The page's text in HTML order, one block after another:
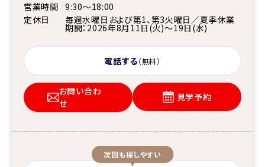
営業時間 9:30〜18:00
定休日
毎週水曜日および第1、第3火曜日／夏季休業
期間：2026年8月11日(火)～19日(水)
電話する（無料）
見学予約
お問い合わ
せ
次回も探しやすい